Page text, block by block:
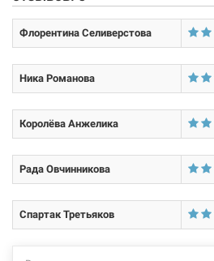
товара могут изменяться
внесенные производителем
Флорентина Селиверстова
Ника Романова
Королёва Анжелика
Рада Овчинникова
Спартак Третьяков